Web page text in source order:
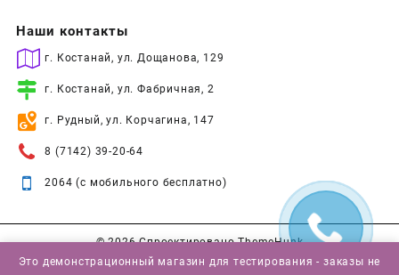
Наши контакты
г. Костанай, ул. Дощанова, 129
г. Костанай, ул. Фабричная, 2
г. Рудный, ул. Корчагина, 147
8 (7142) 39-20-64
2064 (с мобильного бесплатно)
© 2026Спроектировано ThemeHunk
Это демонстрационный магазин для тестирования - заказы не